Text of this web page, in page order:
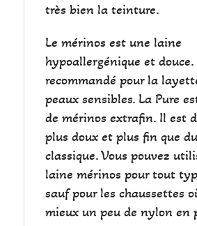
très bien la teinture.
Le mérinos est une laine
hypoallergénique et
recommandé pour la
peaux sensibles. La Pure
de mérinos extrafin. Il est
plus doux et plus fin que
classique. Vous pouvez
laine mérinos pour tout
sauf pour les chaussettes
mieux un peu de nylon en